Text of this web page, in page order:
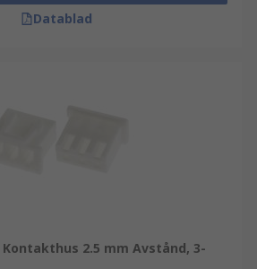
Datablad
Kontakthus 2.5 mm Avstånd, 3-